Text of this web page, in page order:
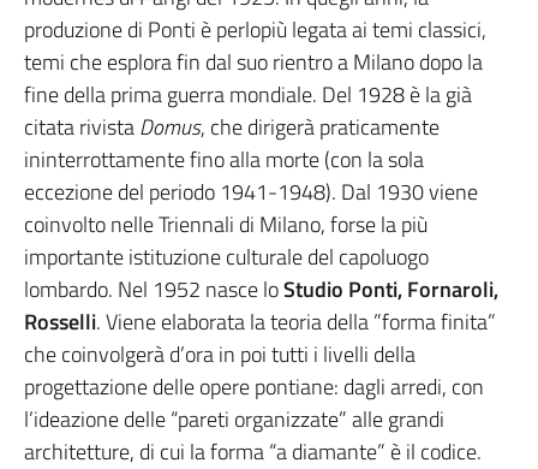
produzione di Ponti è perlopiù legata ai temi classici,
temi che esplora fin dal suo rientro a Milano dopo la
fine della prima guerra mondiale. Del 1928 è la già
citata rivistaDomus, che dirigerà praticamente
ininterrottamente fino alla morte (con la sola
eccezione del periodo 1941-1948). Dal 1930 viene
coinvolto nelle Triennali di Milano, forse la più
importante istituzione culturale del capoluogo
lombardo. Nel 1952 nasce loStudio Ponti, Fornaroli,
Rosselli. Viene elaborata la teoria della ”forma finita”
che coinvolgerà d’ora in poi tutti i livelli della
progettazione delle opere pontiane: dagli arredi, con
l’ideazione delle “pareti organizzate” alle grandi
architetture, di cui la forma “a diamante” è il codice.